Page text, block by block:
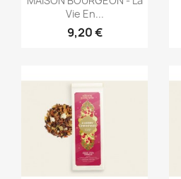
Vie En...
9,20 €